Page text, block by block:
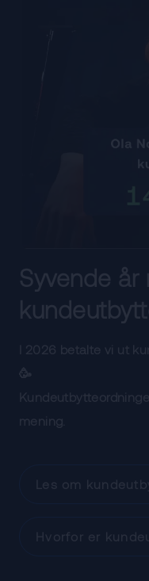
Syvende år
I 2026 betalte vi ut
🥳
mening.
Les om
Hvorfor er